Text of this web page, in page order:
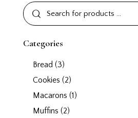
Categories
Bread (3)
Cookies (2)
Macarons (1)
Muffins (2)